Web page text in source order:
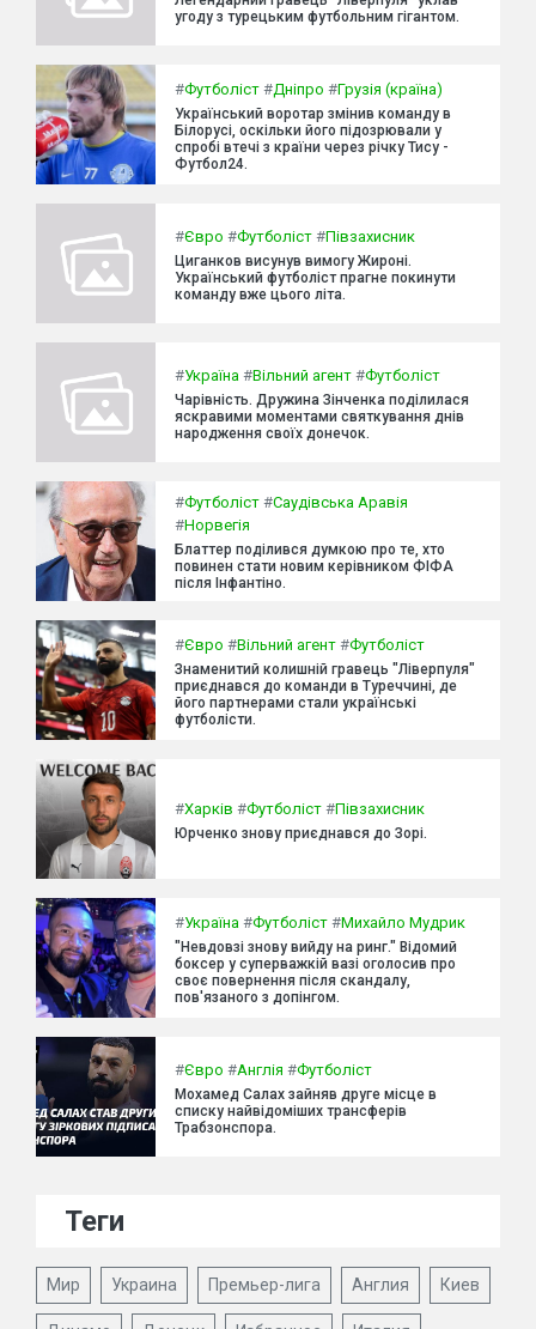
угоду з турецьким футбольним гігантом.
#Футболіст #Дніпро #Грузія (країна)
Український воротар змінив команду в
Білорусі, оскільки його підозрювали у
спробі втечі з країни через річку Тису -
Футбол24.
#Євро #Футболіст #Півзахисник
Циганков висунув вимогу Жироні.
Український футболіст прагне покинути
команду вже цього літа.
#Україна #Вільний агент #Футболіст
Чарівність. Дружина Зінченка поділилася
яскравими моментами святкування днів
народження своїх донечок.
#Футболіст #Саудівська Аравія
#Норвегія
Блаттер поділився думкою про те, хто
повинен стати новим керівником ФІФА
після Інфантіно.
#Євро #Вільний агент #Футболіст
Знаменитий колишній гравець "Ліверпуля"
приєднався до команди в Туреччині, де
його партнерами стали українські
футболісти.
#Харків #Футболіст #Півзахисник
Юрченко знову приєднався до Зорі.
#Україна #Футболіст #Михайло Мудрик
"Невдовзі знову вийду на ринг." Відомий
боксер у суперважкій вазі оголосив про
своє повернення після скандалу,
пов'язаного з допінгом.
#Євро #Англія #Футболіст
Мохамед Салах зайняв друге місце в
списку найвідоміших трансферів
Трабзонспора.
Теги
Мир Украина Премьер-лига Англия Киев